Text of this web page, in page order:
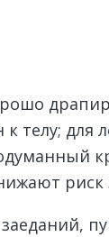
телу; для
риск